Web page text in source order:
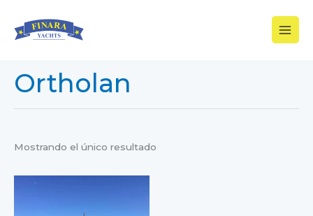
Ortholan
Mostrando el único resultado